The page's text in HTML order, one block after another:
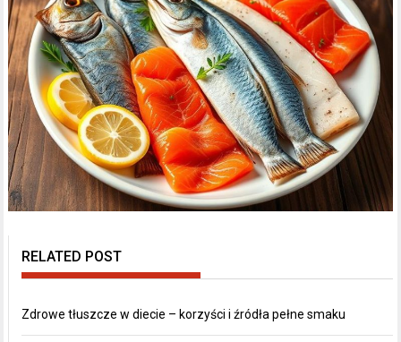
RELATED POST
Zdrowe tłuszcze w diecie – korzyści i źródła pełne smaku